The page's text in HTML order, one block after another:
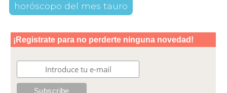
horóscopo del mes tauro